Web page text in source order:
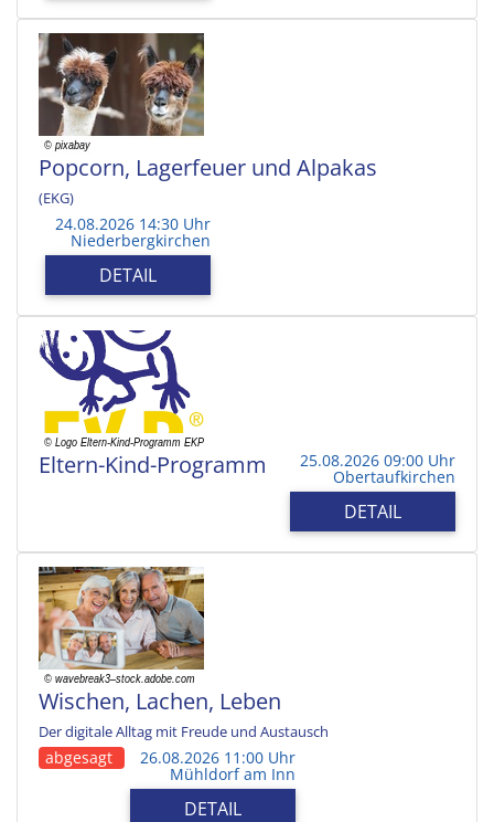
Popcorn, Lagerfeuer und Alpakas
(EKG)
24.08.2026 14:30 Uhr
Niederbergkirchen
DETAIL
Eltern-Kind-Programm 25.08.2026 09:00 Uhr
Obertaufkirchen
DETAIL
Wischen, Lachen, Leben
Der digitale Alltag mit Freude und Austausch
abgesagt 26.08.2026 11:00 Uhr
Mühldorf am Inn
DETAIL